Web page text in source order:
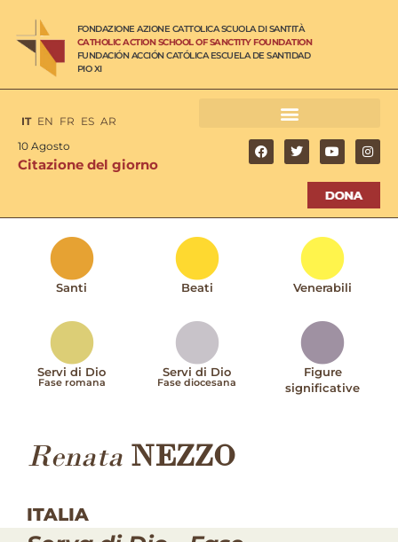
FONDAZIONE AZIONE CATTOLICA SCUOLA DI SANTITÀ
CATHOLIC ACTION SCHOOL OF SANCTITY FOUNDATION
FUNDACIÓN ACCIÓN CATÓLICA ESCUELA DE SANTIDAD
PIO XI
IT EN FR ES AR
10 Agosto
Citazione del giorno
Santi Beati Venerabili
Servi di Dio
Fase romana
Servi di Dio
Fase diocesana
Figure
significative
Renata NEZZO
ITALIA